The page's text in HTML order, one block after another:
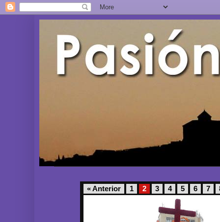
« Anterior 1 2 3 4 5 6 7